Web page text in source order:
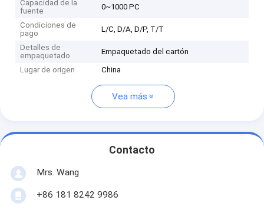
Capacidad de la
fuente
0~1000 PC
Condiciones de
pago
L/C, D/A, D/P, T/T
Detalles de
empaquetado
Empaquetado del cartón
Lugar de origen China
Vea más
Contacto
Mrs. Wang
+86 181 8242 9986